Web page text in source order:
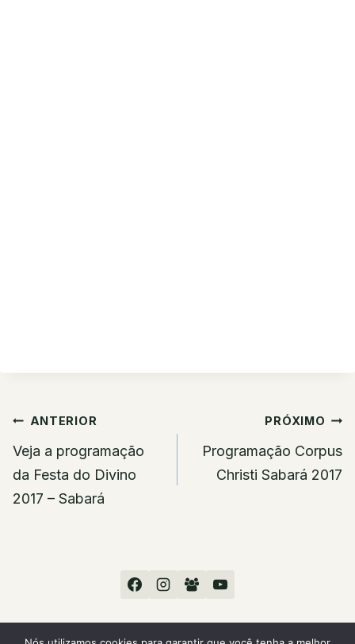
Navegação
de
Post
ANTERIOR
Veja a programação
da Festa do Divino
2017 – Sabará
PRÓXIMO
Programação Corpus
Christi Sabará 2017